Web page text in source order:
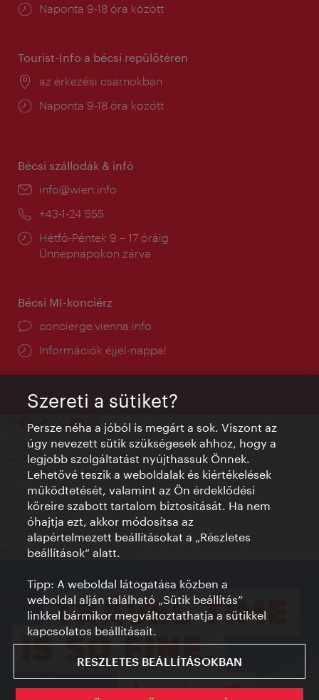
Nyitva
Naponta 9-18 óra között
Tourist-Info a bécsi repülőtéren
Helyszín:
az érkezési csarnokban
Nyitva
Naponta 9-18 óra között
Bécsi szállodák & infó
E-
info@wien.info
Telefon:
+43-1-24 555
Nyitva
tartás:
Hétfő-Péntek 9 – 17 óráig
Ünnepnapokon zárva
Bécsi MI-konciérz
concierge.vienna.info
Információk éjjel-nappal
Kapcsolat
Credits
Adatvédelmi nyilatkozat
Terms of Use
Megközelíthetőség
Sajtókapcsolat
Sütik beállítása
© Copyright WienTourismus
Szereti a sütiket?
Persze néha a jóból is megárt a sok. Viszont az
úgy nevezett sütik szükségesek ahhoz, hogy a
legjobb szolgáltatást nyújthassuk Önnek.
Lehetővé teszik a weboldalak és kiértékelések
működtetését, valamint az Ön érdeklődési
köreire szabott tartalom biztosítását. Ha nem
óhajtja ezt, akkor módosítsa az
alapértelmezett beállításokat a „Részletes
beállítások“ alatt.
Tipp: A weboldal látogatása közben a
weboldal alján található „Sütik beállítás”
linkkel bármikor megváltoztathatja a sütikkel
kapcsolatos beállításait.
RESZLETES BEÁLLÍTÁSOKBAN